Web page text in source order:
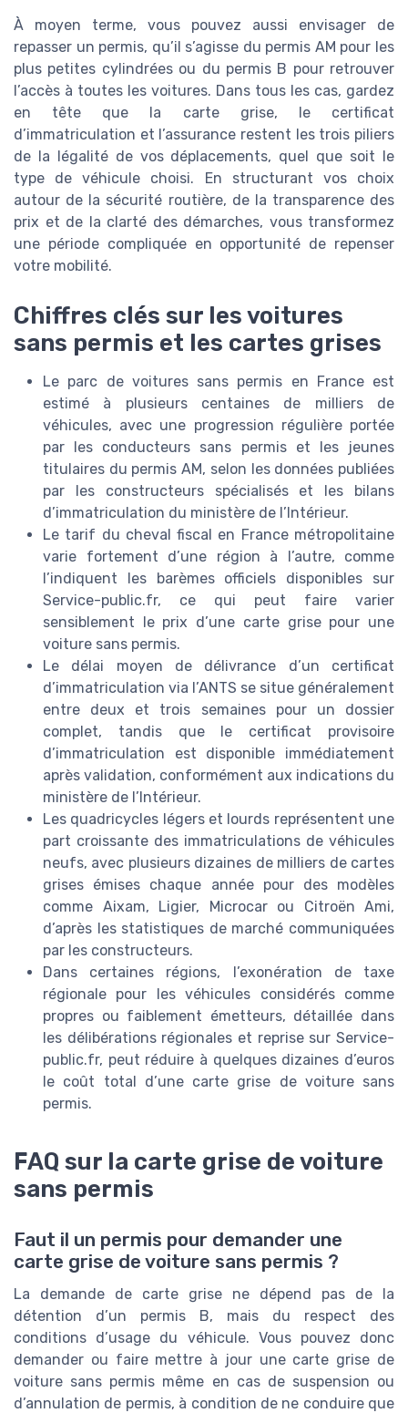
À moyen terme, vous pouvez aussi envisager de
repasser un permis, qu’il s’agisse du permis AM pour les
plus petites cylindrées ou du permis B pour retrouver
l’accès à toutes les voitures. Dans tous les cas, gardez
en tête que la carte grise, le certificat
d’immatriculation et l’assurance restent les trois piliers
de la légalité de vos déplacements, quel que soit le
type de véhicule choisi. En structurant vos choix
autour de la sécurité routière, de la transparence des
prix et de la clarté des démarches, vous transformez
une période compliquée en opportunité de repenser
votre mobilité.
Chiffres clés sur les voitures
sans permis et les cartes grises
Le parc de voitures sans permis en France est
estimé à plusieurs centaines de milliers de
véhicules, avec une progression régulière portée
par les conducteurs sans permis et les jeunes
titulaires du permis AM, selon les données publiées
par les constructeurs spécialisés et les bilans
d’immatriculation du ministère de l’Intérieur.
Le tarif du cheval fiscal en France métropolitaine
varie fortement d’une région à l’autre, comme
l’indiquent les barèmes officiels disponibles sur
Service-public.fr, ce qui peut faire varier
sensiblement le prix d’une carte grise pour une
voiture sans permis.
Le délai moyen de délivrance d’un certificat
d’immatriculation via l’ANTS se situe généralement
entre deux et trois semaines pour un dossier
complet, tandis que le certificat provisoire
d’immatriculation est disponible immédiatement
après validation, conformément aux indications du
ministère de l’Intérieur.
Les quadricycles légers et lourds représentent une
part croissante des immatriculations de véhicules
neufs, avec plusieurs dizaines de milliers de cartes
grises émises chaque année pour des modèles
comme Aixam, Ligier, Microcar ou Citroën Ami,
d’après les statistiques de marché communiquées
par les constructeurs.
Dans certaines régions, l’exonération de taxe
régionale pour les véhicules considérés comme
propres ou faiblement émetteurs, détaillée dans
les délibérations régionales et reprise sur Service-
public.fr, peut réduire à quelques dizaines d’euros
le coût total d’une carte grise de voiture sans
permis.
FAQ sur la carte grise de voiture
sans permis
Faut il un permis pour demander une
carte grise de voiture sans permis ?
La demande de carte grise ne dépend pas de la
détention d’un permis B, mais du respect des
conditions d’usage du véhicule. Vous pouvez donc
demander ou faire mettre à jour une carte grise de
voiture sans permis même en cas de suspension ou
d’annulation de permis, à condition de ne conduire que